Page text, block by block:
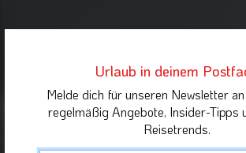
Urlaub in deinem
Melde dich für unseren Newsletter
regelmäßig Angebote, Insider-Tipps
Reisetrends.